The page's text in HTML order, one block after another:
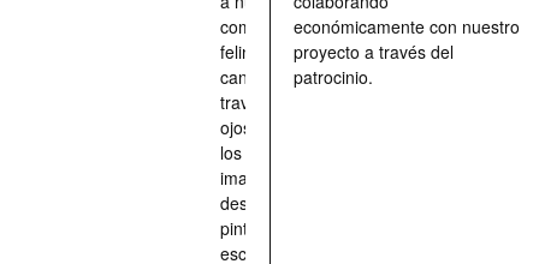
compañeros
felinos y
caninos a
través de los
ojos quienes
los han
imaginado,
descrito,
pintado,
esculpido...
económicamente con nuestro
proyecto a través del
patrocinio.